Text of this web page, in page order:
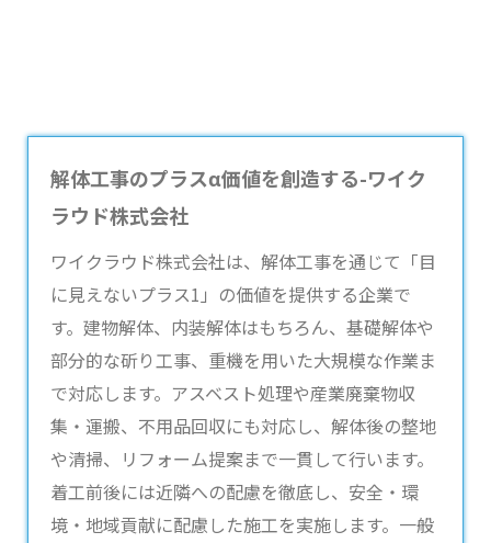
解体工事のプラスα価値を創造する-ワイク
ラウド株式会社
ワイクラウド株式会社は、 解体工事を通じて「目
に見えないプラス1」の価値を提供する企業で
す。建物解体、内装解体はもちろん、基礎解体や
部分的な斫り工事、重機を用いた大規模な作業ま
で対応します。アスベスト処理や産業廃棄物収
集・運搬、不用品回収にも対応し、解体後の整地
や清掃、リフォーム提案まで一貫して行います。
着工前後には近隣への配慮を徹底し、安全・環
境・地域貢献に配慮した施工を実施します。一般